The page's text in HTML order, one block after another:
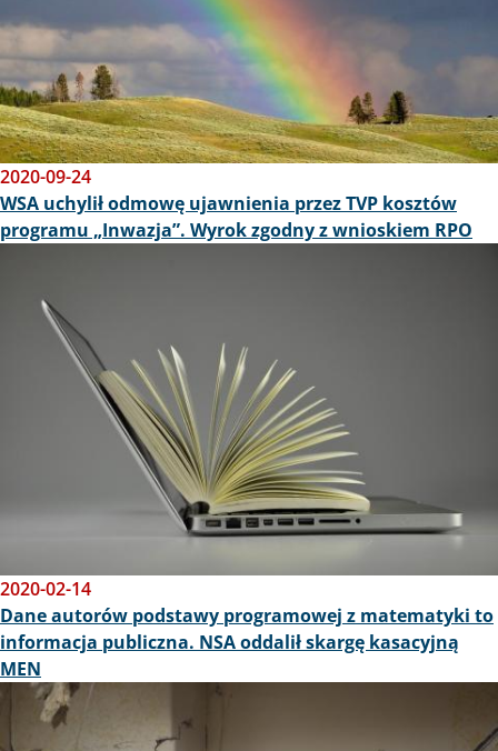
2020-09-24
WSA uchylił odmowę ujawnienia przez TVP kosztów
programu „Inwazja”. Wyrok zgodny z wnioskiem RPO
2020-02-14
Dane autorów podstawy programowej z matematyki to
informacja publiczna. NSA oddalił skargę kasacyjną
MEN
Obraz